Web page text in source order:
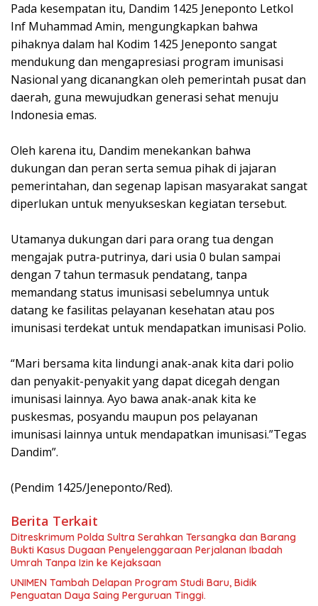
Pada kesempatan itu, Dandim 1425 Jeneponto Letkol
Inf Muhammad Amin, mengungkapkan bahwa
pihaknya dalam hal Kodim 1425 Jeneponto sangat
mendukung dan mengapresiasi program imunisasi
Nasional yang dicanangkan oleh pemerintah pusat dan
daerah, guna mewujudkan generasi sehat menuju
Indonesia emas.
Oleh karena itu, Dandim menekankan bahwa
dukungan dan peran serta semua pihak di jajaran
pemerintahan, dan segenap lapisan masyarakat sangat
diperlukan untuk menyukseskan kegiatan tersebut.
Utamanya dukungan dari para orang tua dengan
mengajak putra-putrinya, dari usia 0 bulan sampai
dengan 7 tahun termasuk pendatang, tanpa
memandang status imunisasi sebelumnya untuk
datang ke fasilitas pelayanan kesehatan atau pos
imunisasi terdekat untuk mendapatkan imunisasi Polio.
“Mari bersama kita lindungi anak-anak kita dari polio
dan penyakit-penyakit yang dapat dicegah dengan
imunisasi lainnya. Ayo bawa anak-anak kita ke
puskesmas, posyandu maupun pos pelayanan
imunisasi lainnya untuk mendapatkan imunisasi.”Tegas
Dandim”.
(Pendim 1425/Jeneponto/Red).
Berita Terkait
Ditreskrimum Polda Sultra Serahkan Tersangka dan Barang
Bukti Kasus Dugaan Penyelenggaraan Perjalanan Ibadah
Umrah Tanpa Izin ke Kejaksaan
UNIMEN Tambah Delapan Program Studi Baru, Bidik
Penguatan Daya Saing Perguruan Tinggi.